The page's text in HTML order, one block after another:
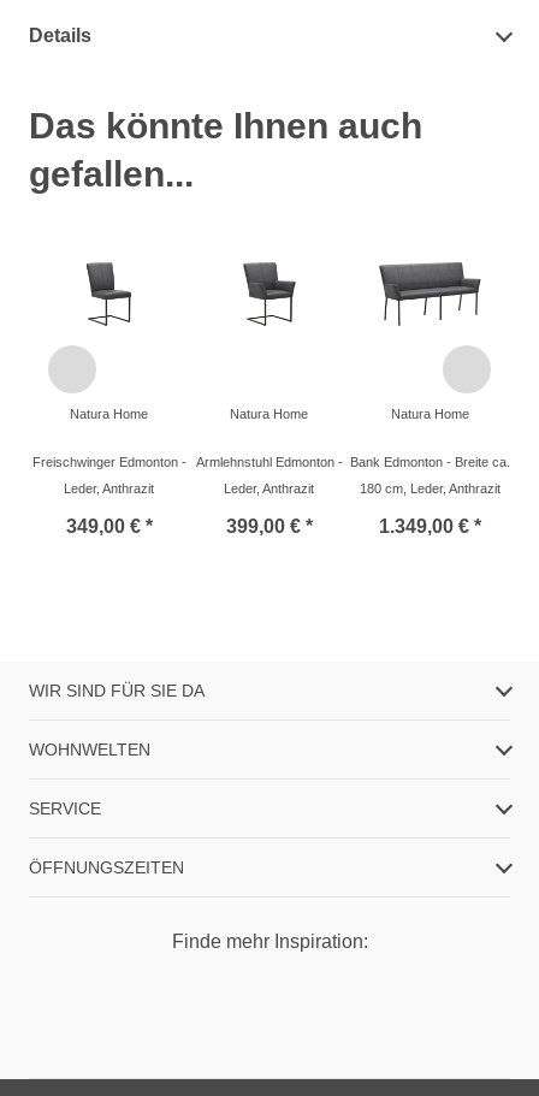
Details
Das könnte Ihnen auch
gefallen...
Natura Home
Freischwinger Edmonton -
Leder, Anthrazit
349,00 € *
Natura Home
Armlehnstuhl Edmonton -
Leder, Anthrazit
399,00 € *
Natura Home
Bank Edmonton - Breite ca.
180 cm, Leder, Anthrazit
1.349,00 € *
WIR SIND FÜR SIE DA
WOHNWELTEN
SERVICE
ÖFFNUNGSZEITEN
Finde mehr Inspiration: